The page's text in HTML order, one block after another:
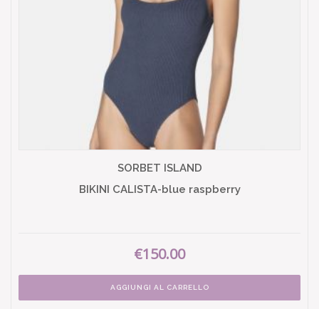
SORBET ISLAND
BIKINI CALISTA-blue raspberry
€150.00
AGGIUNGI AL CARRELLO